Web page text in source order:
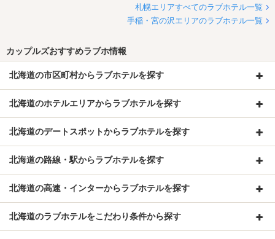
札幌エリアすべてのラブホテル一覧
手稲・宮の沢エリアのラブホテル一覧
カップルズおすすめラブホ情報
北海道の市区町村からラブホテルを探す
北海道のホテルエリアからラブホテルを探す
北海道のデートスポットからラブホテルを探す
北海道の路線・駅からラブホテルを探す
北海道の高速・インターからラブホテルを探す
北海道のラブホテルをこだわり条件から探す